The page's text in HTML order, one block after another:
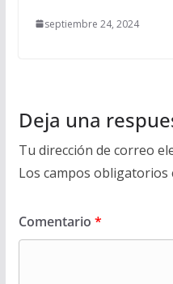
septiembre 24, 2024
Deja una
Tu dirección de correo
Los campos obligatorios
Comentario *